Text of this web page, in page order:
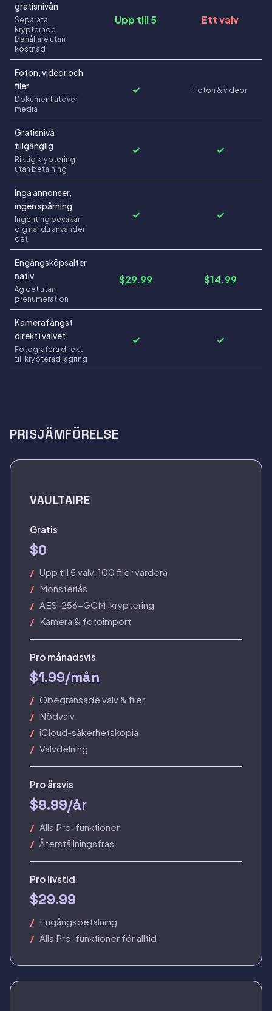
gratisnivån
Separata
krypterade
behållare utan
kostnad
Upp till 5 Ett valv
Foton, videor och
filer
Dokument utöver
media
✓ Foton & videor
Gratisnivå
tillgänglig
Riktig kryptering
utan betalning
✓ ✓
Inga annonser,
ingen spårning
Ingenting bevakar
dig när du använder
det
✓ ✓
Engångsköpsalter
nativ
Äg det utan
prenumeration
$29.99 $14.99
Kamerafångst
direkt i valvet
Fotografera direkt
till krypterad lagring
✓ ✓
PRISJÄMFÖRELSE
VAULTAIRE
Gratis
$0
Upp till 5 valv, 100 filer vardera
Mönsterlås
AES-256-GCM-kryptering
Kamera & fotoimport
Pro månadsvis
$1.99/mån
Obegränsade valv & filer
Nödvalv
iCloud-säkerhetskopia
Valvdelning
Pro årsvis
$9.99/år
Alla Pro-funktioner
Återställningsfras
Pro livstid
$29.99
Engångsbetalning
Alla Pro-funktioner för alltid